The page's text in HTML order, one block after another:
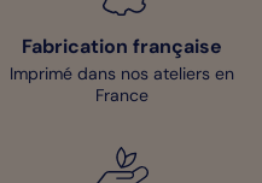
Fabrication française
Imprimé dans nos ateliers en
France